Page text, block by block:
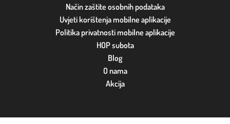
Način zaštite osobnih podataka
Uvjeti korištenja mobilne aplikacije
Politika privatnosti mobilne aplikacije
HOP subota
Blog
O nama
Akcija